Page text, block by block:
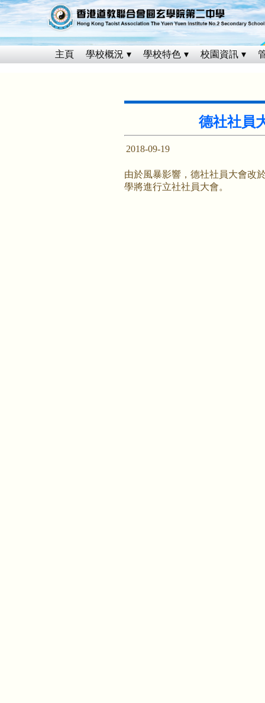
主頁 學校概況 學校特色 校園資訊
德社社員
2018-09-19
由於風暴影響，德社社員大會改
學將進行立社社員大會。